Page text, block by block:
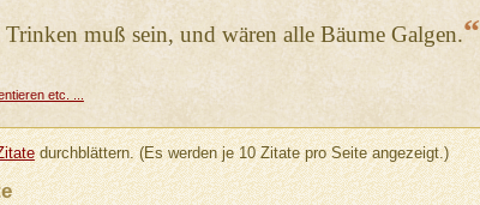
Trinken muß sein, und wären alle Bäume Galgen.“
etc. ...
durchblättern. (Es werden je 10 Zitate pro Seite angezeigt.)